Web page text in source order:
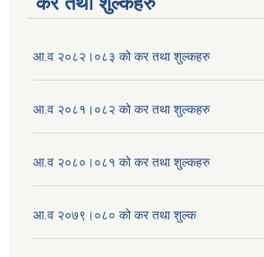
आ.व २०८२।०८३ को कर तथा शुल्कहरु
आ.व २०८१।०८२ को कर तथा शुल्कहरु
आ.व २०८०।०८१ को कर तथा शुल्कहरु
आ.व २०७९।०८० को कर तथा शुल्क